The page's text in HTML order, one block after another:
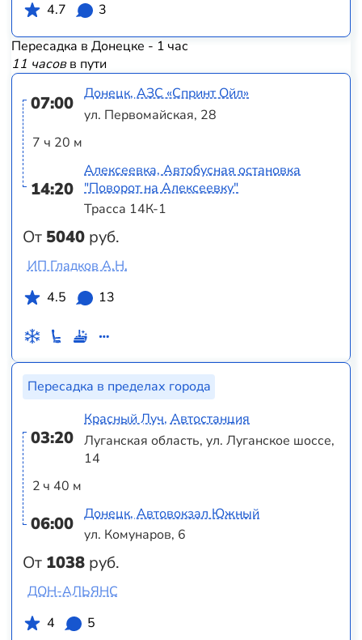
4.7
3
Пересадка в Донецке - 1 час
11 часовв пути
07:00
7 ч 20 м
14:20
От 5040 руб.
Донецк, АЗС «Спринт Ойл»
ул. Первомайская, 28
Алексеевка, Автобусная остановка
"Поворот на Алексеевку"
Трасса 14К-1
ИП Гладков А.Н.
4.5
13
Пересадка в пределах города
03:20
2 ч 40 м
06:00
От 1038 руб.
Красный Луч, Автостанция
Луганская область, ул. Луганское шоссе,
14
Донецк, Автовокзал Южный
ул. Комунаров, 6
ДОН-АЛЬЯНС
4
5